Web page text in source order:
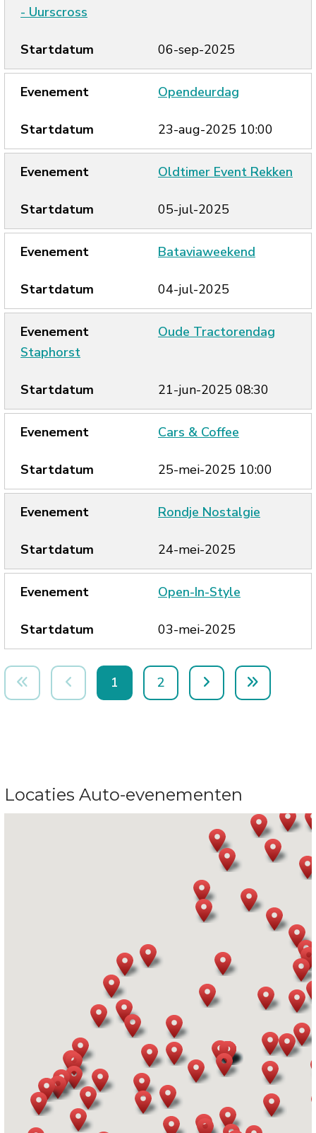
- Uurscross
06-sep-2025
Opendeurdag
23-aug-2025 10:00
Oldtimer Event Rekken
05-jul-2025
Bataviaweekend
04-jul-2025
Oude Tractorendag
Staphorst
21-jun-2025 08:30
Cars & Coffee
25-mei-2025 10:00
Rondje Nostalgie
24-mei-2025
Open-In-Style
03-mei-2025
1 2
Locaties Auto-evenementen